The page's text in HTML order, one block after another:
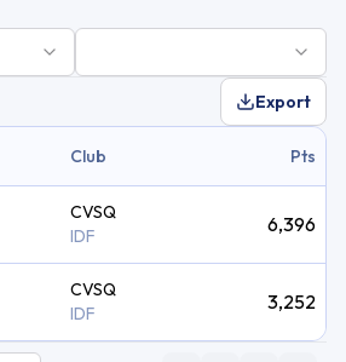
Export
Club Pts
CVSQ
IDF
6,396
CVSQ
IDF
3,252